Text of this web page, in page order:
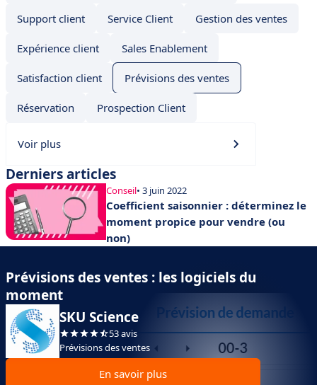
Support client Service Client Gestion des ventes
Expérience client Sales Enablement
Satisfaction client Prévisions des ventes
Réservation Prospection Client
Voir plus
Derniers articles
Conseil• 3 juin 2022
Coefficient saisonnier : déterminez le
moment propice pour vendre (ou
non)
Prévisions des ventes : les logiciels du
moment
SKU Science
53 avis
Prévisions des ventes
En savoir plus